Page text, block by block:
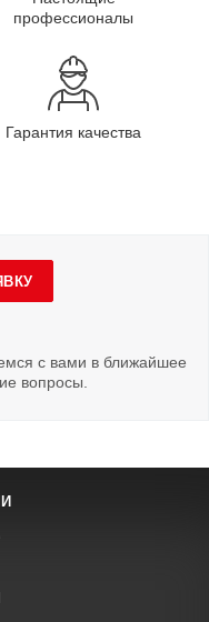
профессионалы
Гарантия качества
с вами в ближайшее
вопросы.